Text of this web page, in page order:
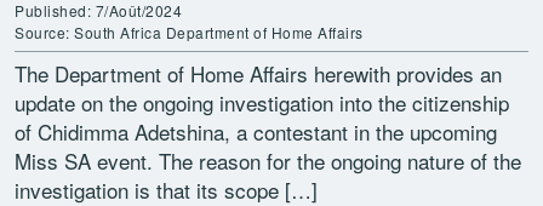
Published: 7/Août/2024
Source: South Africa Department of Home Affairs
The Department of Home Affairs herewith provides an
update on the ongoing investigation into the citizenship
of Chidimma Adetshina, a contestant in the upcoming
Miss SA event. The reason for the ongoing nature of the
investigation is that its scope […]